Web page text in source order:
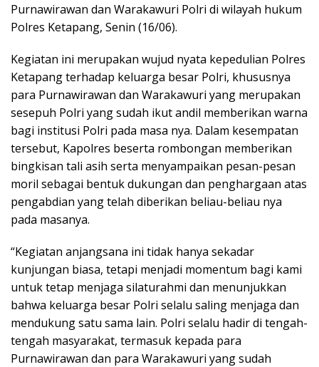
Purnawirawan dan Warakawuri Polri di wilayah hukum
Polres Ketapang, Senin (16/06).
Kegiatan ini merupakan wujud nyata kepedulian Polres
Ketapang terhadap keluarga besar Polri, khususnya
para Purnawirawan dan Warakawuri yang merupakan
sesepuh Polri yang sudah ikut andil memberikan warna
bagi institusi Polri pada masa nya. Dalam kesempatan
tersebut, Kapolres beserta rombongan memberikan
bingkisan tali asih serta menyampaikan pesan-pesan
moril sebagai bentuk dukungan dan penghargaan atas
pengabdian yang telah diberikan beliau-beliau nya
pada masanya.
“Kegiatan anjangsana ini tidak hanya sekadar
kunjungan biasa, tetapi menjadi momentum bagi kami
untuk tetap menjaga silaturahmi dan menunjukkan
bahwa keluarga besar Polri selalu saling menjaga dan
mendukung satu sama lain. Polri selalu hadir di tengah-
tengah masyarakat, termasuk kepada para
Purnawirawan dan para Warakawuri yang sudah